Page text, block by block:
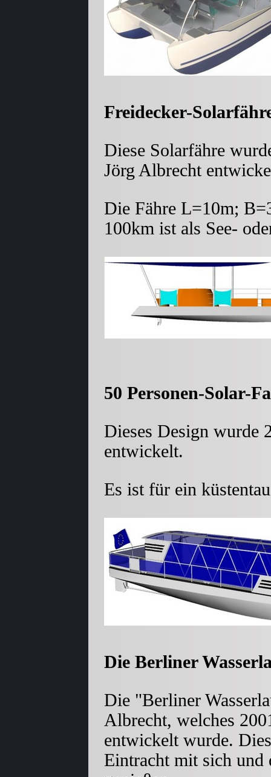
Freidecker-
Diese Solarfähre
Jörg Albrecht
Die Fähre L=10m;
100km ist als See-
50 Personen-Solar-
Dieses Design wurde
entwickelt.
Es ist für ein
Die Berliner
Die "Berliner
Albrecht, welches
entwickelt wurde.
Eintracht mit sich und